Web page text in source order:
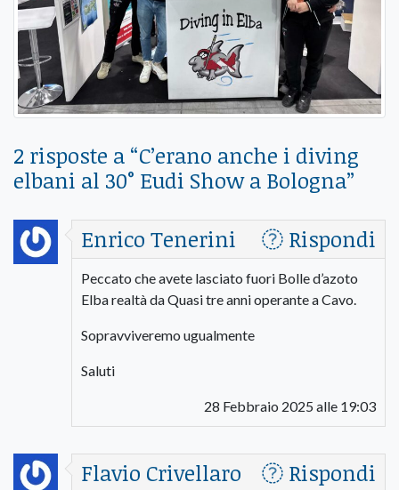
2 risposte a “C’erano anche i diving
elbani al 30° Eudi Show a Bologna”
Enrico Tenerini
Rispondi
Peccato che avete lasciato fuori Bolle d’azoto
Elba realtà da Quasi tre anni operante a Cavo.
Sopravviveremo ugualmente
Saluti
28 Febbraio 2025 alle 19:03
Flavio Crivellaro Rispondi